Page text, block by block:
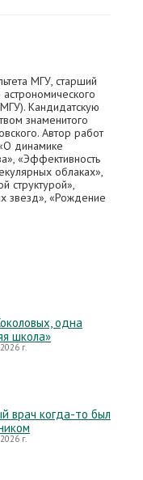
МГУ, старший
Кандидатскую
знаменитого
Автор работ
динамике
«Эффективность
облаках»,
структурой»,
звезд», «Рождение
одна
школа»
г.
врач когда-то был
г.